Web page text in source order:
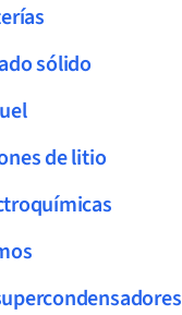
sólido
de litio